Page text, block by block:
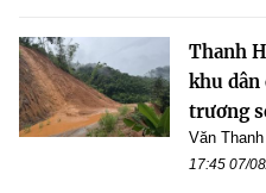
Thanh
khu dân
trương
Văn Thanh
17:45 07/